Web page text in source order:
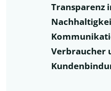
Transparenz
Verbraucher